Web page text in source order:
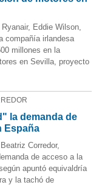
Eddie Wilson,
compañía irlandesa
millones en la
en Sevilla, proyecto
la demanda de
España
Corredor,
de acceso a la
apuntó equivaldría
y la tachó de